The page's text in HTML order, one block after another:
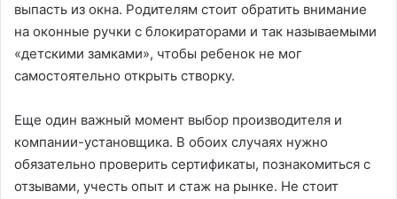
выпасть из окна. Родителям стоит обратить внимание
на оконные ручки с блокираторами и так называемыми
«детскими замками», чтобы ребенок не мог
самостоятельно открыть створку.
Еще один важный момент выбор производителя и
компании-установщика. В обоих случаях нужно
обязательно проверить сертификаты, познакомиться с
отзывами, учесть опыт и стаж на рынке. Не стоит